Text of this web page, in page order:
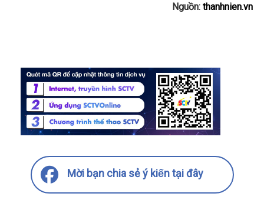
Nguồn: thanhnien.vn
Mời bạn chia sẻ ý kiến tại đây